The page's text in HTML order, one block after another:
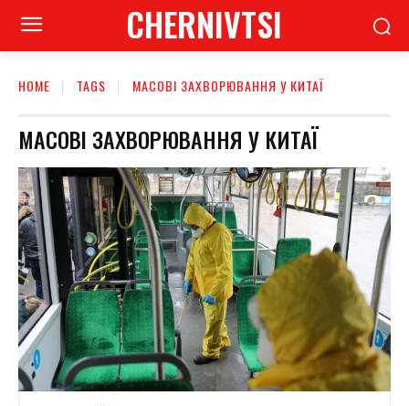
CHERNIVTSI
HOME TAGS МАСОВІ ЗАХВОРЮВАННЯ У КИТАЇ
МАСОВІ ЗАХВОРЮВАННЯ У КИТАЇ